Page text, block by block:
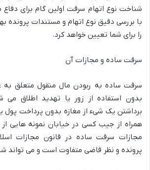
شناخت نوع اتهام سرقت اولین گام برای
با بررسی دقیق نوع اتهام و مستندات پرونده
را برای شما تعیین خواهد کرد.
سرقت ساده و مجازات آن
سرقت ساده به ربودن مال منقول متعلق به
بدون استفاده از زور یا تهدید اطلاق می
برداشتن یک شیء از مغازه بدون پرداخت پول
همراه از جیب کسی در خیابان نمونه هایی
مجازات سرقت ساده در قانون مجازات
پرونده و نظر قاضی متفاوت است و می تواند